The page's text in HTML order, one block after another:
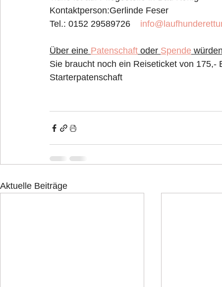
Kontaktperson:Gerlinde Feser
Tel.: 0152 29589726
Über eine Patenschaft oder Spende
Sie braucht noch ein Reiseticket von
Starterpatenschaft
Aktuelle Beiträge